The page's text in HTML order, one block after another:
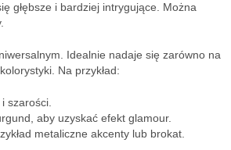
głębsze i bardziej intrygujące. Można
Idealnie nadaje się zarówno na
Na przykład:
szarości.
aby uzyskać efekt glamour.
metaliczne akcenty lub brokat.